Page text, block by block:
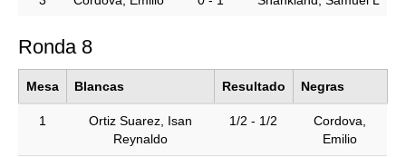
Ronda 8
Mesa Blancas Resultado Negras
1
Ortiz Suarez, Isan
Reynaldo
1/2 - 1/2
Cordova,
Emilio